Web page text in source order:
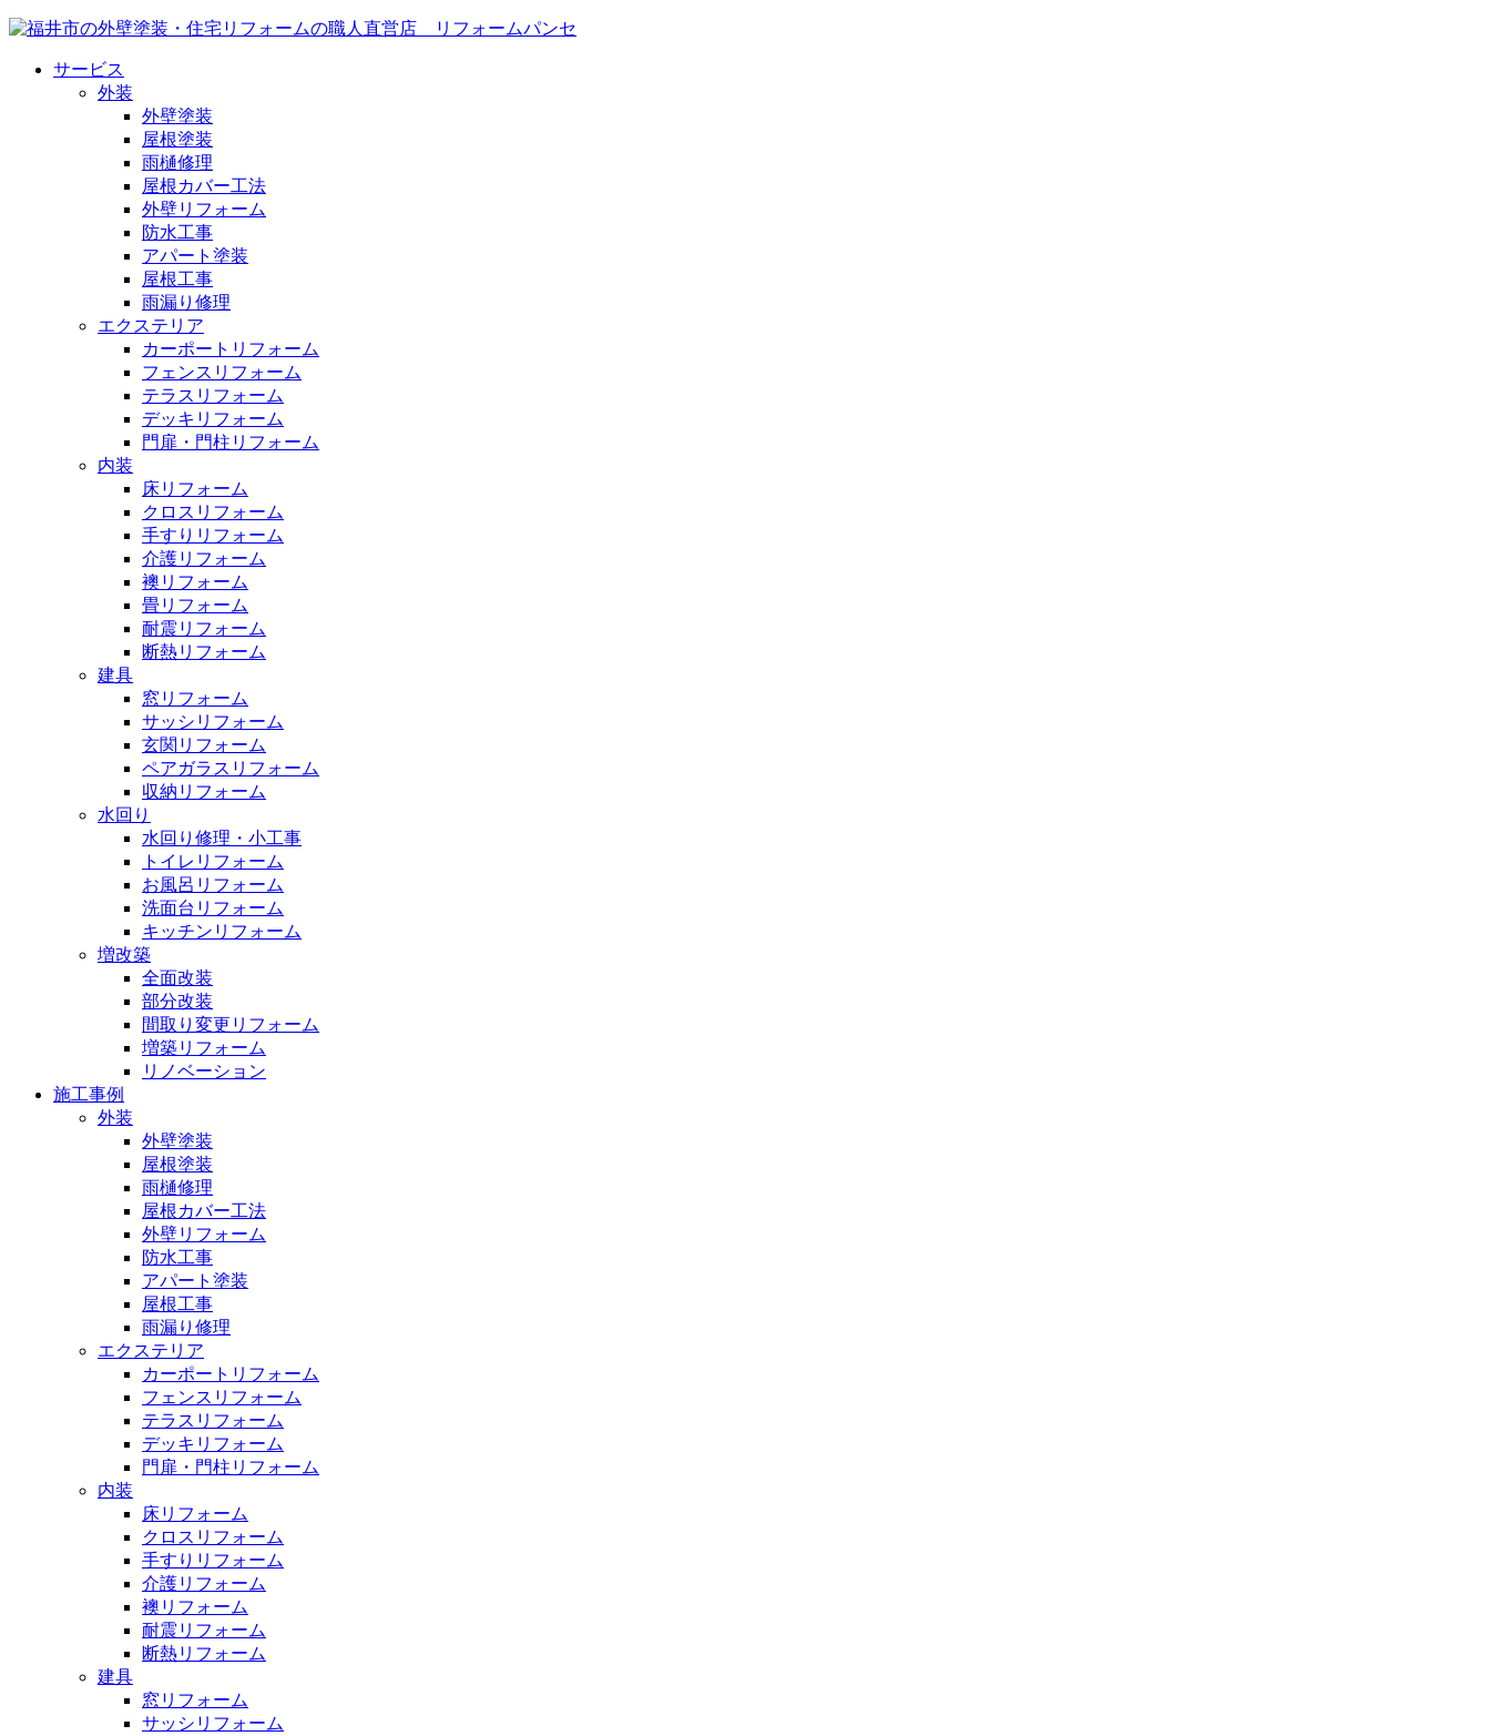
サービス
外装
外壁塗装
屋根塗装
雨樋修理
屋根カバー工法
外壁リフォーム
防水工事
アパート塗装
屋根工事
雨漏り修理
エクステリア
カーポートリフォーム
フェンスリフォーム
テラスリフォーム
デッキリフォーム
門扉・門柱リフォーム
内装
床リフォーム
クロスリフォーム
手すりリフォーム
介護リフォーム
襖リフォーム
畳リフォーム
耐震リフォーム
断熱リフォーム
建具
窓リフォーム
サッシリフォーム
玄関リフォーム
ペアガラスリフォーム
収納リフォーム
水回り
水回り修理・小工事
トイレリフォーム
お風呂リフォーム
洗面台リフォーム
キッチンリフォーム
増改築
全面改装
部分改装
間取り変更リフォーム
増築リフォーム
リノベーション
施工事例
外装
外壁塗装
屋根塗装
雨樋修理
屋根カバー工法
外壁リフォーム
防水工事
アパート塗装
屋根工事
雨漏り修理
エクステリア
カーポートリフォーム
フェンスリフォーム
テラスリフォーム
デッキリフォーム
門扉・門柱リフォーム
内装
床リフォーム
クロスリフォーム
手すりリフォーム
介護リフォーム
襖リフォーム
耐震リフォーム
断熱リフォーム
建具
窓リフォーム
サッシリフォーム